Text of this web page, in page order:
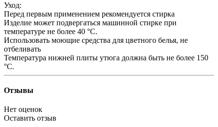
Уход:
Перед первым применением рекомендуется стирка
Изделие может подвергаться машинной стирке при
температуре не более 40 °С.
Использовать моющие средства для цветного белья, не
отбеливать
Температура нижней плиты утюга должна быть не более 150
°С.
Отзывы
Нет оценок
Оставить отзыв